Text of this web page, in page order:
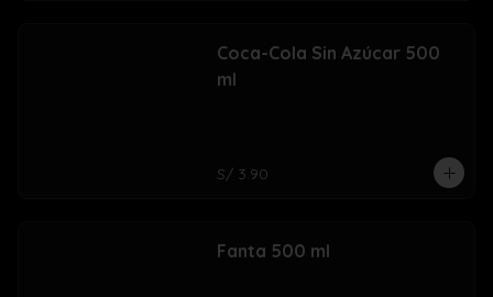
Coca-Cola Sin Azúcar 500
ml
S/ 3.90
Fanta 500 ml